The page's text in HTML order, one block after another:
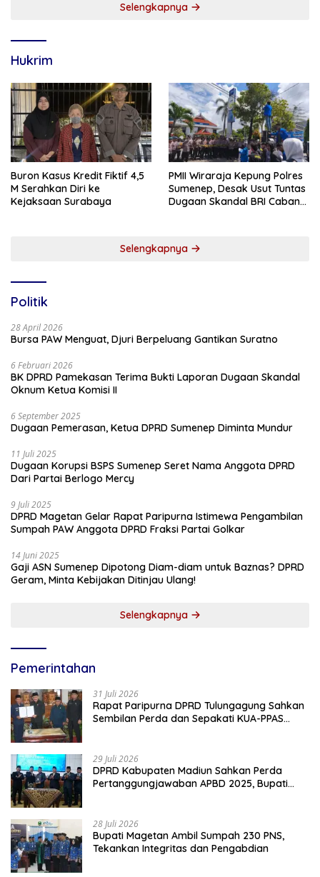
Selengkapnya
Hukrim
Buron Kasus Kredit Fiktif 4,5
M Serahkan Diri ke
Kejaksaan Surabaya
PMII Wiraraja Kepung Polres
Sumenep, Desak Usut Tuntas
Dugaan Skandal BRI Cabang
Selengkapnya
Politik
28 April 2026
Bursa PAW Menguat, Djuri Berpeluang Gantikan Suratno
6 Februari 2026
BK DPRD Pamekasan Terima Bukti Laporan Dugaan Skandal
Oknum Ketua Komisi II
6 September 2025
Dugaan Pemerasan, Ketua DPRD Sumenep Diminta Mundur
11 Juli 2025
Dugaan Korupsi BSPS Sumenep Seret Nama Anggota DPRD
Dari Partai Berlogo Mercy
9 Juli 2025
DPRD Magetan Gelar Rapat Paripurna Istimewa Pengambilan
Sumpah PAW Anggota DPRD Fraksi Partai Golkar
14 Juni 2025
Gaji ASN Sumenep Dipotong Diam-diam untuk Baznas? DPRD
Geram, Minta Kebijakan Ditinjau Ulang!
Selengkapnya
Pemerintahan
31 Juli 2026
Rapat Paripurna DPRD Tulungagung Sahkan
Sembilan Perda dan Sepakati KUA-PPAS
29 Juli 2026
DPRD Kabupaten Madiun Sahkan Perda
Pertanggungjawaban APBD 2025, Bupati
28 Juli 2026
Bupati Magetan Ambil Sumpah 230 PNS,
Tekankan Integritas dan Pengabdian